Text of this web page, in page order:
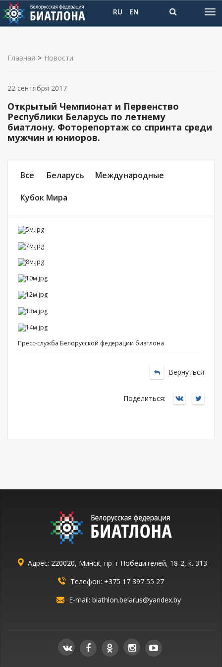
RU EN
Главная > Новости
Открытый Чемпионат и Первенство
Республики Беларусь по летнему
биатлону. Фоторепортаж со спринта среди
мужчин и юниоров.
Все Беларусь Международные
Кубок Мира
22 сентября 2017
Пресс-служба Белорусской федерации биатлона
Вернуться
Поделиться:
Адрес: 220020, Минск, пр-т Победителей, 18-2, к. 313
Телефон: +375 17 397 55 27
E-mail: biathlon.belarus@yandex.by